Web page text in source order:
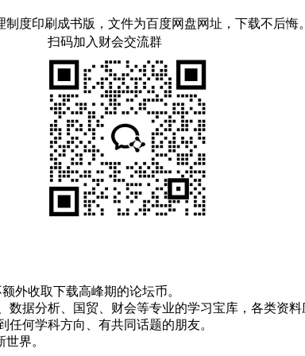
度印刷成书版，文件为百度网盘网址，下载不后悔。
扫码加入财会交流群
外收取下载高峰期的论坛币。
据分析、国贸、财会等专业的学习宝库，各类资料
何学科方向、有共同话题的朋友。
界。